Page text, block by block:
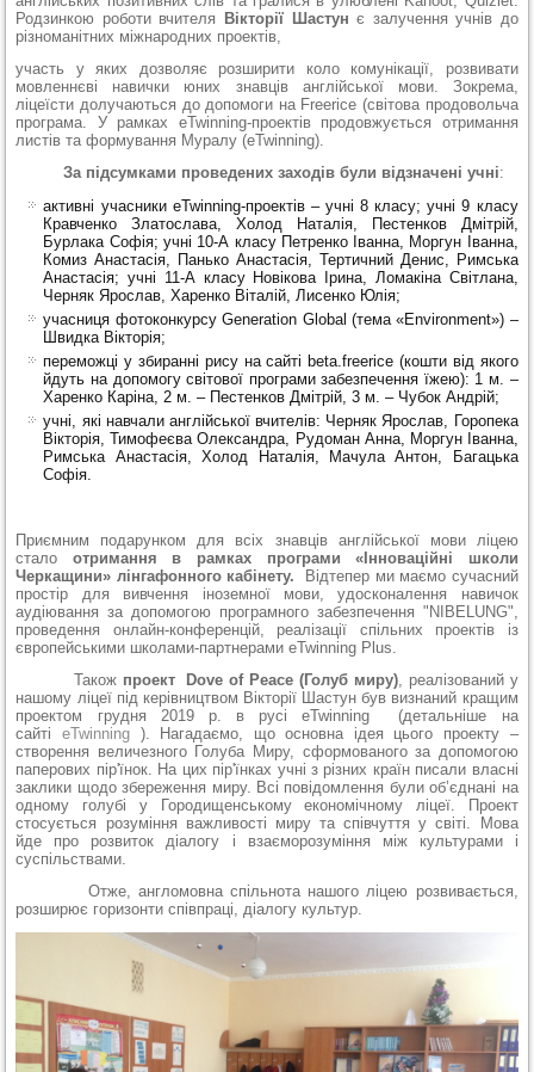
Родзинкою роботи вчителя
Вікторії Шастун є залучення учнів до
різноманітних міжнародних проектів,
участь у яких дозволяє розширити коло комунікації, розвивати
мовленнєві навички юних знавців англійської мови. Зокрема,
ліцеїсти долучаються до допомоги на Freerice (світова продовольча
програма. У рамках eTwinning-проектів продовжується отримання
листів та формування Муралу (eTwinning).
За підсумками проведених заходів були відзначені учні:
активні учасники eTwinning-проектів – учні 8 класу; учні 9 класу
Кравченко Златослава, Холод Наталія, Пестенков Дмітрій,
Бурлака Софія; учні 10-А класу Петренко Іванна, Моргун Іванна,
Комиз Анастасія, Панько Анастасія, Тертичний Денис, Римська
Анастасія; учні 11-А класу Новікова Ірина, Ломакіна Світлана,
Черняк Ярослав, Харенко Віталій, Лисенко Юлія;
учасниця фотоконкурсу Generation Global (тема «Environment») –
Швидка Вікторія;
переможці у збиранні рису на сайті beta.freerice (кошти від якого
йдуть на допомогу світової програми забезпечення їжею): 1 м. –
Харенко Каріна, 2 м. – Пестенков Дмітрій, 3 м. – Чубок Андрій;
учні, які навчали англійської вчителів: Черняк Ярослав, Горопека
Вікторія, Тимофеєва Олександра, Рудоман Анна, Моргун Іванна,
Римська Анастасія, Холод Наталія, Мачула Антон, Багацька
Софія.
Приємним подарунком для всіх знавців англійської мови ліцею
стало отримання в рамках програми «Інноваційні школи
Черкащини» лінгафонного кабінету. Відтепер ми маємо сучасний
простір для вивчення іноземної мови, удосконалення навичок
аудіювання за допомогою програмного забезпечення "NIBELUNG",
проведення онлайн-конференцій, реалізації спільних проектів із
європейськими школами-партнерами eTwinning Plus.
Також проект Dove of Peace (Голуб миру), реалізований у
нашому ліцеї під керівництвом Вікторії Шастун був визнаний кращим
проектом грудня 2019 р. в русі eTwinning (детальніше на
сайтіeTwinning ). Нагадаємо, що основна ідея цього проекту –
створення величезного Голуба Миру, сформованого за допомогою
паперових пір'їнок. На цих пір'їнках учні з різних країн писали власні
заклики щодо збереження миру. Всі повідомлення були об’єднані на
одному голубі у Городищенському економічному ліцеї. Проект
стосується розуміння важливості миру та співчуття у світі. Мова
йде про розвиток діалогу і взаєморозуміння між культурами і
суспільствами.
Отже, англомовна спільнота нашого ліцею розвивається,
розширює горизонти співпраці, діалогу культур.